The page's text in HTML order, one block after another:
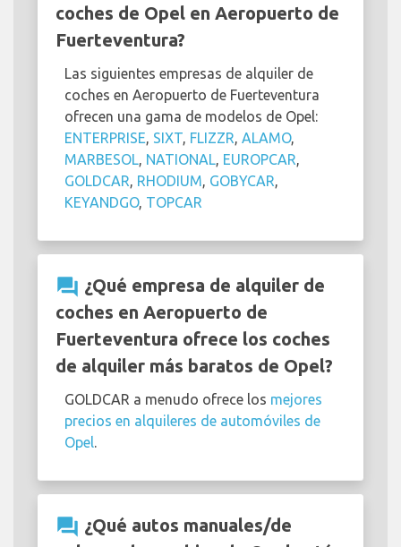
coches de Opel en Aeropuerto de
Fuerteventura?
Las siguientes empresas de alquiler de
coches en Aeropuerto de Fuerteventura
ofrecen una gama de modelos de Opel:
ENTERPRISE, SIXT, FLIZZR, ALAMO,
MARBESOL, NATIONAL, EUROPCAR,
GOLDCAR, RHODIUM, GOBYCAR,
KEYANDGO, TOPCAR
question_answer ¿Qué empresa de alquiler de
coches en Aeropuerto de
Fuerteventura ofrece los coches
de alquiler más baratos de Opel?
GOLDCAR a menudo ofrece los mejores
precios en alquileres de automóviles de
Opel.
question_answer ¿Qué autos manuales/de